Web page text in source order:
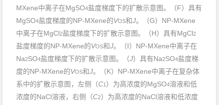
MXene中离子在MgSO4盐度梯度下的扩散示意图。 （F）具有
MgSO4盐度梯度的NP-MXene的VOS和J。（G） NP-MXene
中离子在MgCl2盐度梯度下的扩散示意图。 （H）具有MgCl2
盐度梯度的NP-MXene的VOS和J。（I） NP-MXene中离子在
Na2SO4盐度梯度下的扩散示意图。 （J）具有Na2SO4盐度梯
度的NP-MXene的VOS和J。（K） NP-MXene中离子在复杂体
系中的扩散示意图， 左侧（C1 ）为高浓度的MgSO4溶液和低
浓度的NaCl溶液，右侧（C2）为高浓度的NaCl溶液和低浓度